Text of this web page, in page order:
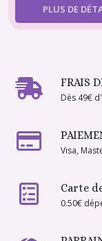
PLUS DE
FRAIS
Dès 49€
Visa,
Carte
0.50€